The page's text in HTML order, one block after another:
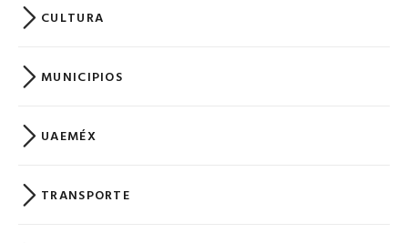
CULTURA
MUNICIPIOS
UAEMÉX
TRANSPORTE